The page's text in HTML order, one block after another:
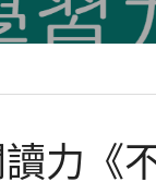
力《